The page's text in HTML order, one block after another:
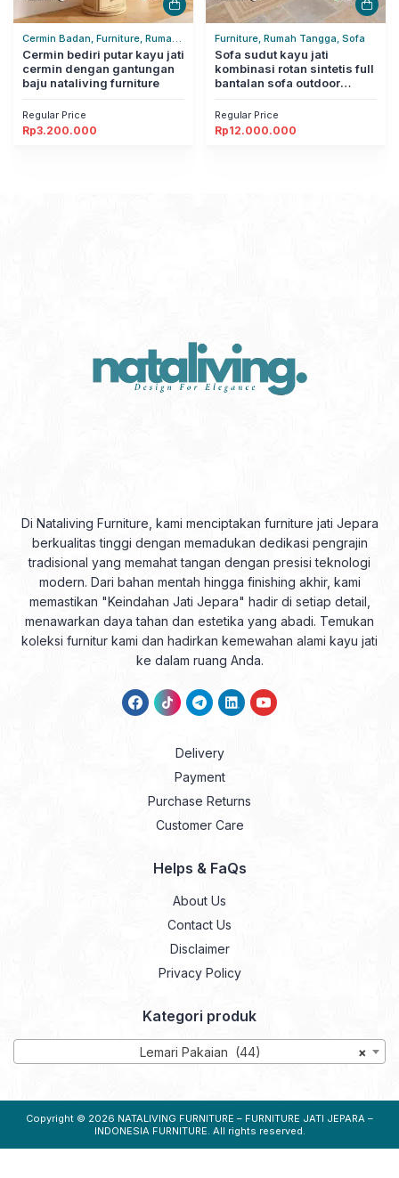
Cermin Badan, Furniture, Rumah
Tangga
Cermin bediri putar kayu jati
cermin dengan gantungan
baju nataliving furniture
Regular Price
Rp3.200.000
Furniture, Rumah Tangga, Sofa
Sofa sudut kayu jati
kombinasi rotan sintetis full
bantalan sofa outdoor
Regular Price
Rp12.000.000
Di Nataliving Furniture, kami menciptakan furniture jati Jepara
berkualitas tinggi dengan memadukan dedikasi pengrajin
tradisional yang memahat tangan dengan presisi teknologi
modern. Dari bahan mentah hingga finishing akhir, kami
memastikan "Keindahan Jati Jepara" hadir di setiap detail,
menawarkan daya tahan dan estetika yang abadi. Temukan
koleksi furnitur kami dan hadirkan kemewahan alami kayu jati
ke dalam ruang Anda.
Delivery
Payment
Purchase Returns
Customer Care
Helps & FaQs
About Us
Contact Us
Disclaimer
Privacy Policy
Kategori produk
×
Lemari Pakaian (44)
Copyright © 2026 NATALIVING FURNITURE – FURNITURE JATI JEPARA –
INDONESIA FURNITURE. All rights reserved.